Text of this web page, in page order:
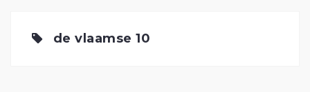
de vlaamse 10